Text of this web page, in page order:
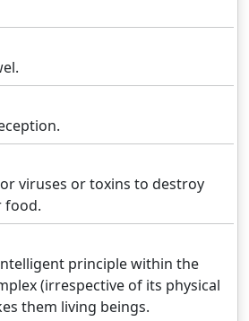
viruses or toxins to destroy
food.
principle within the
(irrespective of its physical
them living beings.